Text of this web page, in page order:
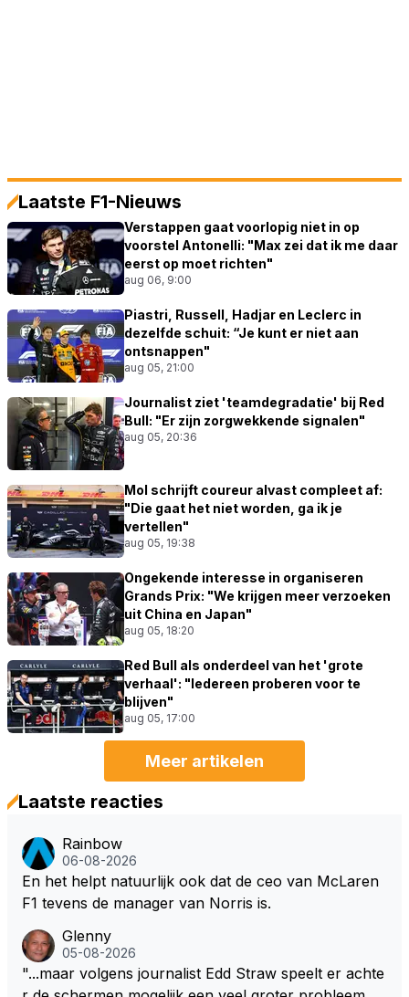
Laatste F1-Nieuws
Verstappen gaat voorlopig niet in op
voorstel Antonelli: "Max zei dat ik me daar
eerst op moet richten"
aug 06, 9:00
Piastri, Russell, Hadjar en Leclerc in
dezelfde schuit: “Je kunt er niet aan
ontsnappen"
aug 05, 21:00
Journalist ziet 'teamdegradatie' bij Red
Bull: "Er zijn zorgwekkende signalen"
aug 05, 20:36
Mol schrijft coureur alvast compleet af:
"Die gaat het niet worden, ga ik je
vertellen"
aug 05, 19:38
Ongekende interesse in organiseren
Grands Prix: "We krijgen meer verzoeken
uit China en Japan"
aug 05, 18:20
Red Bull als onderdeel van het 'grote
verhaal': "Iedereen proberen voor te
blijven"
aug 05, 17:00
Meer artikelen
Laatste reacties
Rainbow
06-08-2026
En het helpt natuurlijk ook dat de ceo van McLaren
F1 tevens de manager van Norris is.
Glenny
05-08-2026
"...maar volgens journalist Edd Straw speelt er achte